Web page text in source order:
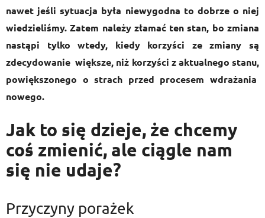
nawet jeśli sytuacja była niewygodna to dobrze o niej
wiedzieliśmy. Zatem należy złamać ten stan, bo zmiana
nastąpi tylko wtedy, kiedy korzyści ze zmiany są
zdecydowanie większe, niż korzyści z aktualnego stanu,
powiększonego o strach przed procesem wdrażania
nowego.
Jak to się dzieje, że chcemy
coś zmienić, ale ciągle nam
się nie udaje?
Przyczyny porażek